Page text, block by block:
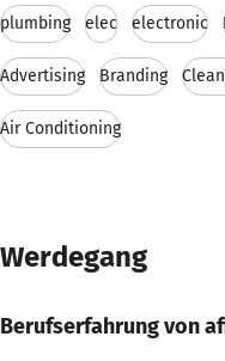
plumbing elec electronic
Advertising Branding
Air Conditioning
Werdegang
Berufserfahrung von